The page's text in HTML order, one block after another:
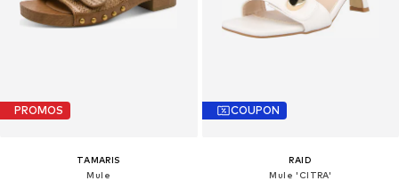
PROMOS
TAMARIS
Mule
COUPON
RAID
Mule 'CITRA'